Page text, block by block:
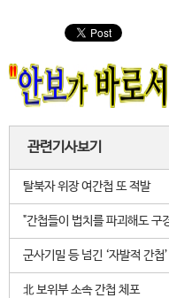
관련기사보기
탈북자 위장 여간첩 또 적발
"간첩들이 법치를 파괴해도 구
군사기밀 등 넘긴 ‘자발적 간첩
北 보위부 소속 간첩 체포